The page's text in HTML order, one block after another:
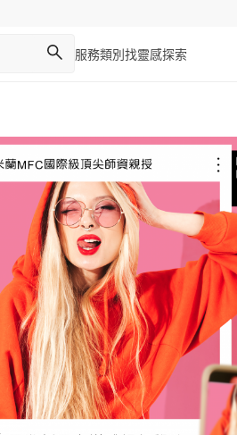
服務類別 找靈感探索